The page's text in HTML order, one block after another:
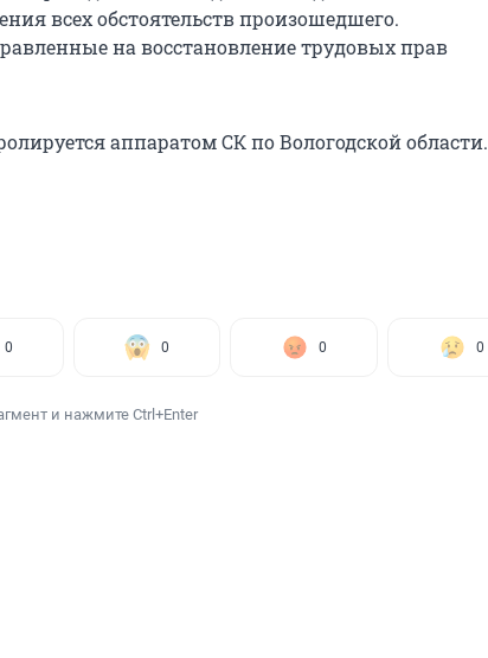
всех обстоятельств произошедшего.
на восстановление трудовых прав
аппаратом СК по Вологодской области.
0 0 0 0
и нажмите Ctrl+Enter